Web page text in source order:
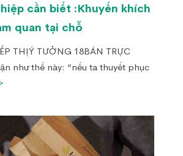
cần biết :Khuyến khích
quan tại chỗ
THỊÝ TƯỞNG 18BÁN TRỰC
như thế này: “nếu ta thuyết phục